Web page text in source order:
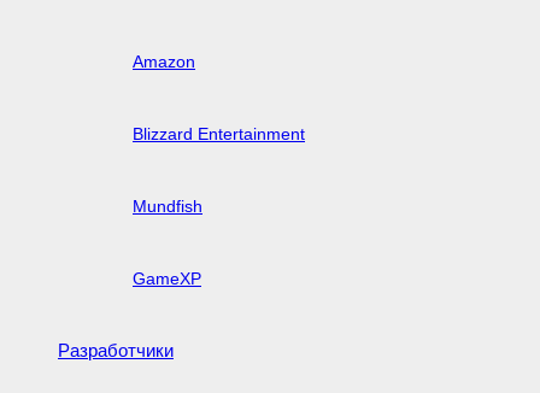
Amazon
Blizzard Entertainment
Mundfish
GameXP
Разработчики